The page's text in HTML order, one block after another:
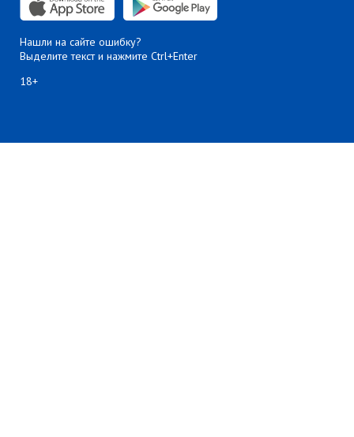
Нашли на сайте ошибку?
Выделите текст и нажмите Ctrl+Enter
18+